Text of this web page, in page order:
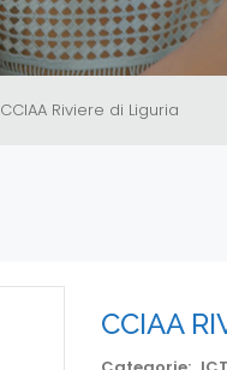
CCIAA Riviere di Liguria
CCIAA